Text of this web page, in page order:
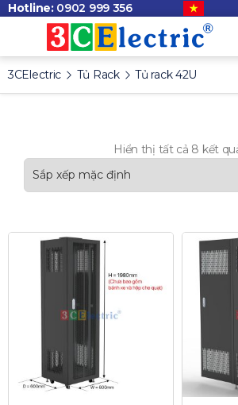
Hotline: 0902 999 356
3CElectric Tủ Rack Tủ rack 42U
Hiển thị tất cả 8 kết